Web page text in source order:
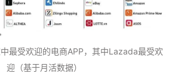
最受欢迎的电商APP，其中Lazada最受欢
迎（基于月活数据）